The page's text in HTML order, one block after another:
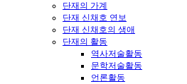
단재의 가계
단재 신채호 연보
단재 신채호의 생애
단재의 활동
역사저술활동
문학저술활동
언론활동